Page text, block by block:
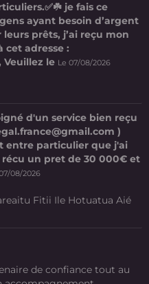
je fais ce
ayant besoin d’argent
prêts, j’ai reçu mon
cet adresse :
Veuillez le Le 07/08/2026
d'un service bien reçu
)
entre particulier que j'ai
récu un pret de 30 000€ et
08/2026
Fitii Ile Hotuatua Aié
de confiance tout au